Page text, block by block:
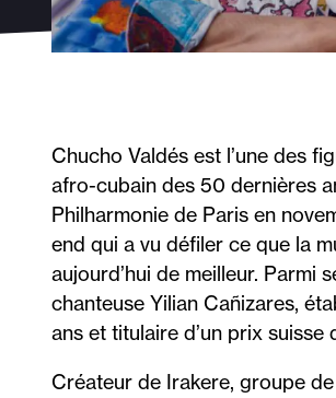
Chucho Valdés est l’une des
afro-cubain des 50 dernières
Philharmonie de Paris en
end qui a vu défiler ce que la
aujourd’hui de meilleur. Parmi
chanteuse Yilian Cañizares,
ans et titulaire d’un prix suisse
Créateur de Irakere, groupe